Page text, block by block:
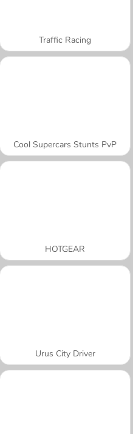
Traffic Racing
Cool Supercars Stunts PvP
HOTGEAR
Urus City Driver